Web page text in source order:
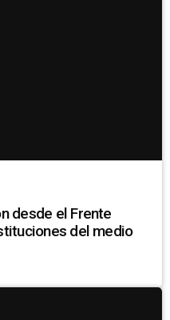
desde el Frente
del medio